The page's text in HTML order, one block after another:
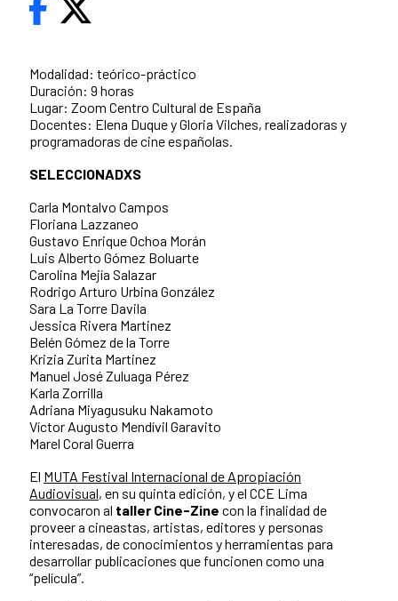
Modalidad: teórico-práctico
Duración: 9 horas
Lugar: Zoom Centro Cultural de España
Docentes: Elena Duque y Gloria Vilches, realizadoras y
programadoras de cine españolas.
SELECCIONADXS
Carla Montalvo Campos
Floriana Lazzaneo
Gustavo Enrique Ochoa Morán
Luis Alberto Gómez Boluarte
Carolina Mejía Salazar
Rodrigo Arturo Urbina González
Sara La Torre Davila
Jessica Rivera Martinez
Belén Gómez de la Torre
Krizia Zurita Martinez
Manuel José Zuluaga Pérez
Karla Zorrilla
Adriana Miyagusuku Nakamoto
Víctor Augusto Mendívil Garavito
Marel Coral Guerra
El MUTA Festival Internacional de Apropiación
Audiovisual, en su quinta edición, y el CCE Lima
convocaron al taller Cine-Zine con la finalidad de
proveer a cineastas, artistas, editores y personas
interesadas, de conocimientos y herramientas para
desarrollar publicaciones que funcionen como una
“película”.